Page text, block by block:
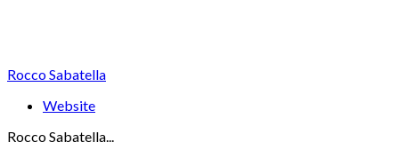
Rocco Sabatella
Website
Rocco Sabatella...